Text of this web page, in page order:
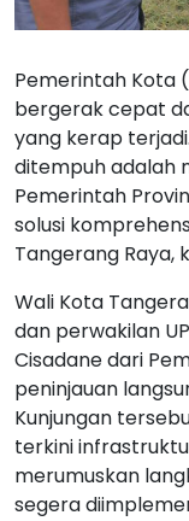
Pemerintah Kota
bergerak cepat
yang kerap
ditempuh adalah
Pemerintah
solusi
Tangerang Raya,
Wali Kota
dan perwakilan
Cisadane dari
peninjauan
Kunjungan
terkini
merumuskan
segera